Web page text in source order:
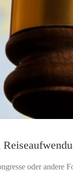
oder andere